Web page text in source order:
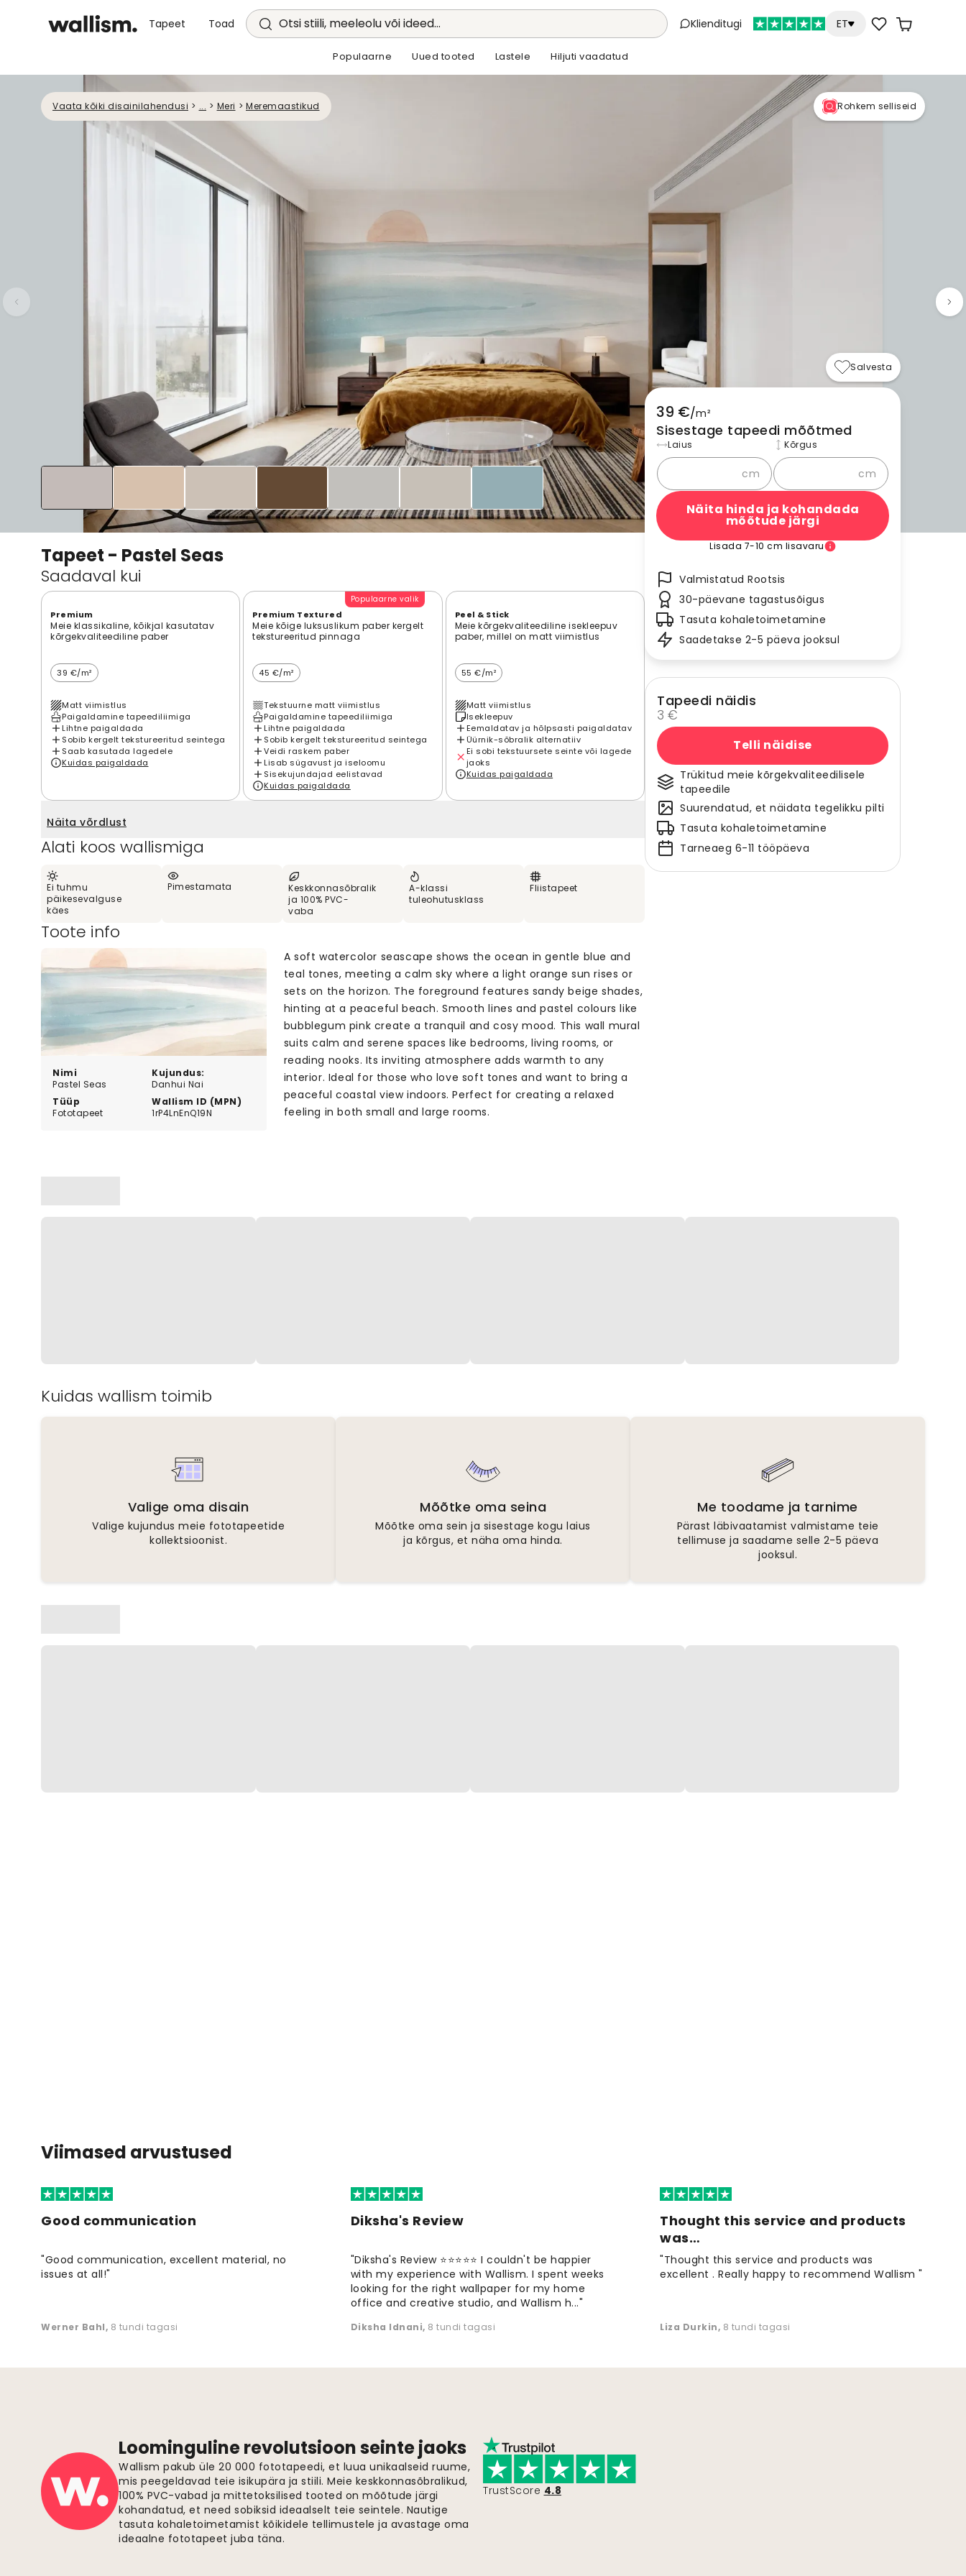
Tapeet Toad Otsi stiili, meeleolu või ideed... Klienditugi ET
Populaarne Uued tooted Lastele Hiljuti vaadatud
Vaata kõiki disainilahendusi > ... > Meri > Meremaastikud Rohkem selliseid
Tapeet - Pastel Seas
Saadaval kui
Premium
Meie klassikaline, kõikjal kasutatav
kõrgekvaliteediline paber
39 €/m²
Matt viimistlus
Paigaldamine tapeediliimiga
Lihtne paigaldada
Sobib kergelt tekstureeritud seintega
Saab kasutada lagedele
Kuidas paigaldada
Populaarne valik
Premium Textured
Meie kõige luksuslikum paber kergelt
tekstureeritud pinnaga
45 €/m²
Tekstuurne matt viimistlus
Paigaldamine tapeediliimiga
Lihtne paigaldada
Sobib kergelt tekstureeritud seintega
Veidi raskem paber
Lisab sügavust ja iseloomu
Sisekujundajad eelistavad
Kuidas paigaldada
Peel & Stick
Meie kõrgekvaliteediline isekleepuv
paber, millel on matt viimistlus
55 €/m²
Matt viimistlus
Isekleepuv
Eemaldatav ja hõlpsasti paigaldatav
Üürnik-sõbralik alternatiiv
Ei sobi tekstuursete seinte või lagede
jaoks
Kuidas paigaldada
Näita võrdlust
Alati koos wallismiga
Ei tuhmu
päikesevalguse
käes
Pimestamata
Keskkonnasõbralik
ja 100% PVC-
vaba
A-klassi
tuleohutusklass
Fliistapeet
Toote info
Nimi
Pastel Seas
Kujundus:
Danhui Nai
Tüüp
Fototapeet
Wallism ID (MPN)
1rP4LnEnQ19N
A soft watercolor seascape shows the ocean in gentle blue and
teal tones, meeting a calm sky where a light orange sun rises or
sets on the horizon. The foreground features sandy beige shades,
hinting at a peaceful beach. Smooth lines and pastel colours like
bubblegum pink create a tranquil and cosy mood. This wall mural
suits calm and serene spaces like bedrooms, living rooms, or
reading nooks. Its inviting atmosphere adds warmth to any
interior. Ideal for those who love soft tones and want to bring a
peaceful coastal view indoors. Perfect for creating a relaxed
feeling in both small and large rooms.
Salvesta
39 €/m²
Sisestage tapeedi mõõtmed
Laius
cm
Kõrgus
cm
Näita hinda ja kohandada
mõõtude järgi
Lisada 7-10 cm lisavaru
Valmistatud Rootsis
30-päevane tagastusõigus
Tasuta kohaletoimetamine
Saadetakse 2-5 päeva jooksul
Tapeedi näidis
3 €
Telli näidise
Trükitud meie kõrgekvaliteedilisele
tapeedile
Suurendatud, et näidata tegelikku pilti
Tasuta kohaletoimetamine
Tarneaeg 6-11 tööpäeva
Kuidas wallism toimib
Valige oma disain
Valige kujundus meie fototapeetide
kollektsioonist.
Mõõtke oma seina
Mõõtke oma sein ja sisestage kogu laius
ja kõrgus, et näha oma hinda.
Me toodame ja tarnime
Pärast läbivaatamist valmistame teie
tellimuse ja saadame selle 2-5 päeva
jooksul.
Viimased arvustused
Good communication
"Good communication, excellent material, no
issues at all!"
Werner Bahl, 8 tundi tagasi
Diksha's Review
"Diksha's Review ⭐⭐⭐⭐⭐ I couldn't be happier
with my experience with Wallism. I spent weeks
looking for the right wallpaper for my home
office and creative studio, and Wallism h..."
Diksha Idnani, 8 tundi tagasi
Thought this service and products
was…
"Thought this service and products was
excellent . Really happy to recommend Wallism "
Liza Durkin, 8 tundi tagasi
Loominguline revolutsioon seinte jaoks
Wallism pakub üle 20 000 fototapeedi, et luua unikaalseid ruume,
mis peegeldavad teie isikupära ja stiili. Meie keskkonnasõbralikud,
100% PVC-vabad ja mittetoksilised tooted on mõõtude järgi
kohandatud, et need sobiksid ideaalselt teie seintele. Nautige
tasuta kohaletoimetamist kõikidele tellimustele ja avastage oma
ideaalne fototapeet juba täna.
TrustScore 4.8